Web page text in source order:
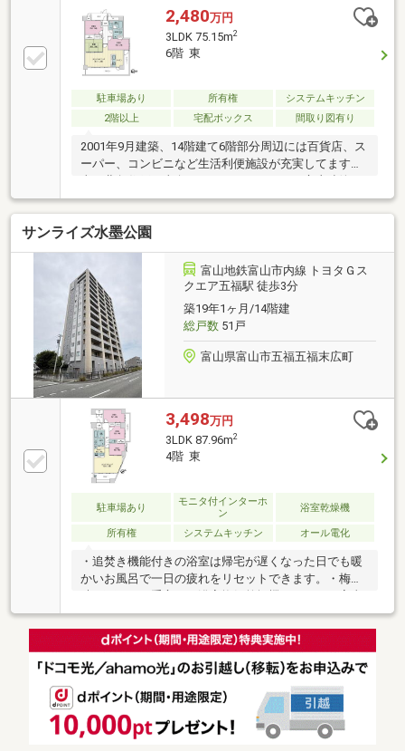
2,480万円
3LDK 75.15m2
6階 東
駐車場あり 所有権
システムキッチン
2階以上
宅配ボックス 間取り図有り
2001年9月建築、14階建て6階部分周辺には百貨店、ス
ーパー、コンビニなど生活利便施設が充実してます。
望めます（眺望は永続的に保証されるものではありま
せん）リビングを見守りながらお料理ができる対面式
システムキッチンです。バルコニーへの勝手口ござい
ます。各居室は6帖以上を確保。宅配ボックスがある
ので、お出かけ時間も気になりません。LD、キッチン
の写真は、現況写真と間取り図面をもとにCGで作成し
たリフォームイメージです。リフォーム費用は価格に
含まれておりません。リフォームを行う場合は別途費
用が発生します。
サンライズ水墨公園
富山地鉄富山市内線 トヨタＧス
クエア五福駅 徒歩3分
築19年1ヶ月/14階建
総戸数51戸
富山県富山市五福五福末広町
3,498万円
3LDK 87.96m2
4階 東
駐車場あり
モニタ付インターホ
ン
浴室乾燥機
所有権 システムキッチン オール電化
・追焚き機能付きの浴室は帰宅が遅くなった日でも暖
かいお風呂で一日の疲れをリセットできます。・梅雨
をサポート。浴室TV完備（地デジ対応工事が必要で
す）。・逆梁工法、アウトフレーム設計。ハイサッシ
ュが入っており、明るく開放感ある空間です・ビルト
イン式食洗機付・バルコニーにはガーデニングやちょ
時でも荷物を受け取ることができる宅配ＢＯ